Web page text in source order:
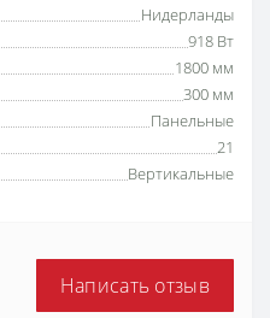
Нидерланды
918 Вт
1800 мм
300 мм
Панельные
21
Вертикальные
Написать отзыв